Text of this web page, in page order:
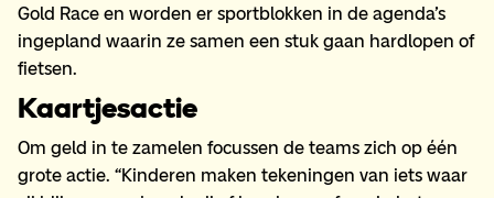
Gold Race en worden er sportblokken in de agenda’s
ingepland waarin ze samen een stuk gaan hardlopen of
fietsen.
Kaartjesactie
Om geld in te zamelen focussen de teams zich op één
grote actie. “Kinderen maken tekeningen van iets waar